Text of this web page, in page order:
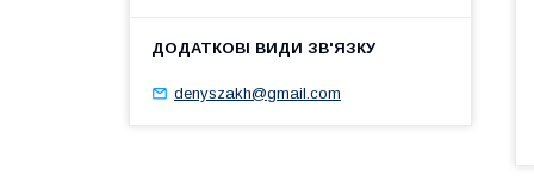
denyszakh@gmail.com